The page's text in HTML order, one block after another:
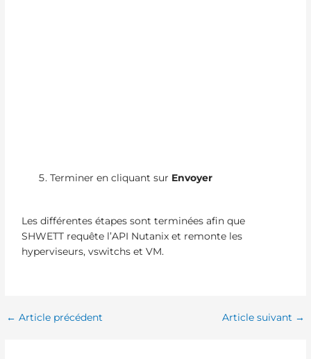
Terminer en cliquant sur Envoyer
Les différentes étapes sont terminées afin que
SHWETT requête l’API Nutanix et remonte les
hyperviseurs, vswitchs et VM.
← Article précédent Article suivant →